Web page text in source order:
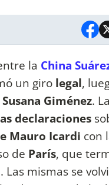
la China
un giro legal,
Susana Giménez.
declaraciones
Mauro Icardi con
de París, que
Las mismas se